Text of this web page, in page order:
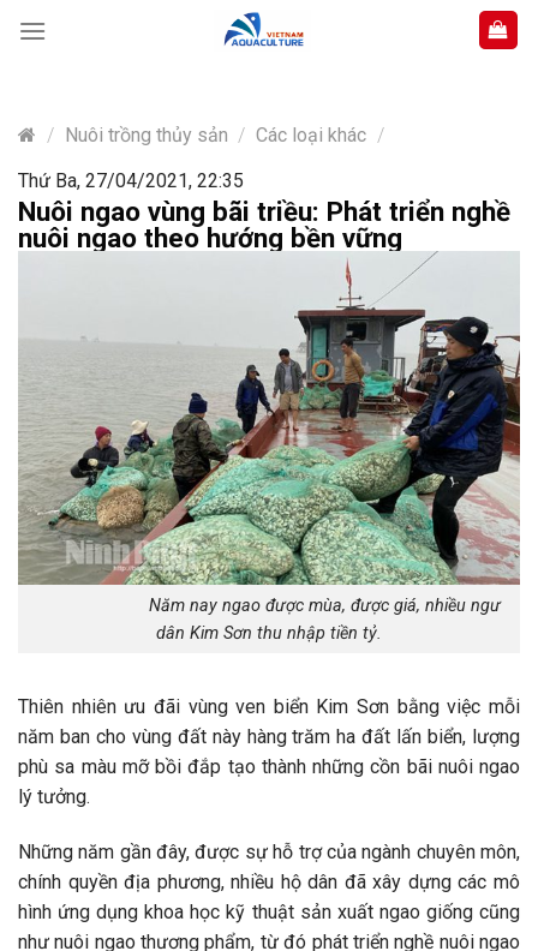
content
/ Nuôi trồng thủy sản / Các loại khác /
Thứ Ba, 27/04/2021, 22:35
Nuôi ngao vùng bãi triều: Phát triển nghề
nuôi ngao theo hướng bền vững
Năm nay ngao được mùa, được giá, nhiều ngư
dân Kim Sơn thu nhập tiền tỷ.
Thiên nhiên ưu đãi vùng ven biển Kim Sơn bằng việc mỗi
năm ban cho vùng đất này hàng trăm ha đất lấn biển, lượng
phù sa màu mỡ bồi đắp tạo thành những cồn bãi nuôi ngao
lý tưởng.
Những năm gần đây, được sự hỗ trợ của ngành chuyên môn,
chính quyền địa phương, nhiều hộ dân đã xây dựng các mô
hình ứng dụng khoa học kỹ thuật sản xuất ngao giống cũng
như nuôi ngao thương phẩm, từ đó phát triển nghề nuôi ngao